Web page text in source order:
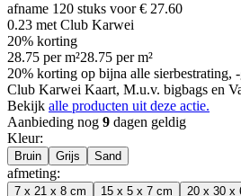
afname 120 stuks voor€ 27.60
0.23 met Club Karwei
20% korting
28.75 per m²28.75 per m²
20% korting op bijna alle sierbestrating,
Club Karwei Kaart, M.u.v. bigbags en
Bekijk alle producten uit deze actie.
Aanbieding nog 9 dagen geldig
Kleur:
Bruin Grijs Sand
afmeting:
7 x 21 x 8 cm 15 x 5 x 7 cm 20 x 30 x